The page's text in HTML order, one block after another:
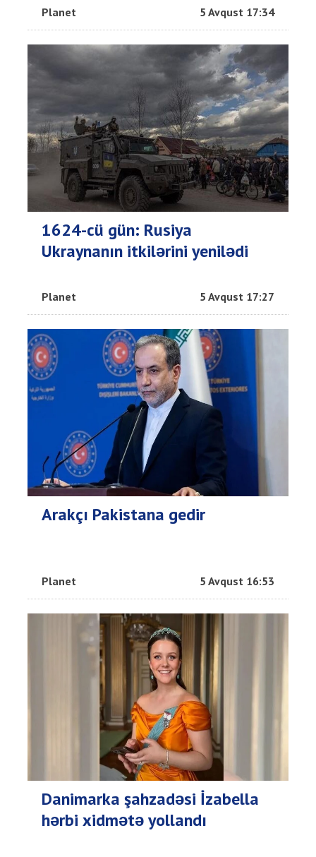
Planet 5 Avqust 17:34
1624-cü gün: Rusiya
Ukraynanın itkilərini yenilədi
Planet 5 Avqust 17:27
Arakçı Pakistana gedir
Planet 5 Avqust 16:53
Danimarka şahzadəsi İzabella
hərbi xidmətə yollandı